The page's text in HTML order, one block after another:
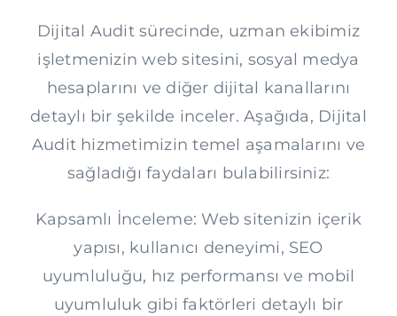
Dijital Audit sürecinde, uzman ekibimiz
işletmenizin web sitesini, sosyal medya
hesaplarını ve diğer dijital kanallarını
detaylı bir şekilde inceler. Aşağıda, Dijital
Audit hizmetimizin temel aşamalarını ve
sağladığı faydaları bulabilirsiniz:
Kapsamlı İnceleme: Web sitenizin içerik
yapısı, kullanıcı deneyimi, SEO
uyumluluğu, hız performansı ve mobil
uyumluluk gibi faktörleri detaylı bir